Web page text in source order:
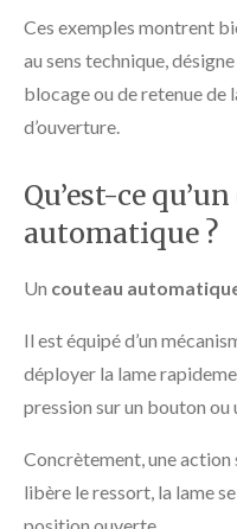
Ces exemples montrent
au sens technique,
blocage ou de retenue de
d’ouverture.
Qu’est-ce
automatique ?
Un couteau
Il est équipé d’un
déployer la lame
pression sur un bouton ou
Concrètement, une action
libère le ressort, la lame
position ouverte.